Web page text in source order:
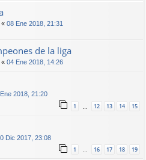
« 08 Ene 2018, 21:31
de la liga
« 04 Ene 2018, 14:26
2018, 21:20
1 12 13 14 15
Dic 2017, 23:08
1 16 17 18 19